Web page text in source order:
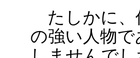
たしかに、
の強い人物